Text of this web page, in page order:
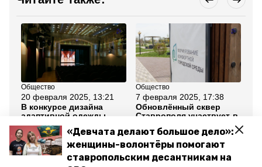
«Девчата делают большое дело»:
женщины-волонтёры помогают
ставропольским десантникам на
Общество
20 февраля 2025, 13:21
В конкурсе дизайна
адаптивной одежды
могут поучаствовать
мастера со Ставрополья
Общество
7 февраля 2025, 17:38
Обновлённый сквер
Ставрополя участвует в